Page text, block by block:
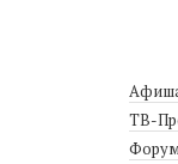
ТВ-